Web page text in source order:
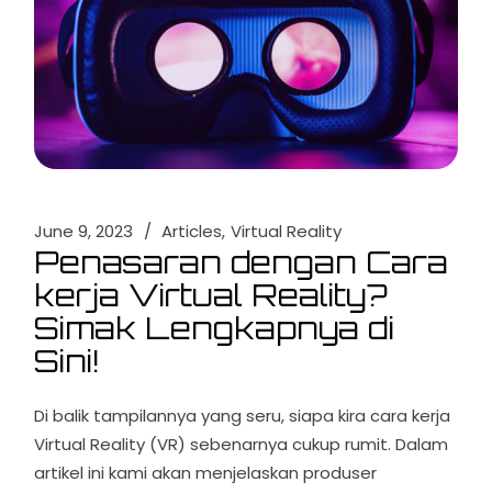
June 9, 2023 Articles Virtual Reality
Penasaran dengan Cara
kerja Virtual Reality?
Simak Lengkapnya di
Sini!
Di balik tampilannya yang seru, siapa kira cara kerja
Virtual Reality (VR) sebenarnya cukup rumit. Dalam
artikel ini kami akan menjelaskan produser